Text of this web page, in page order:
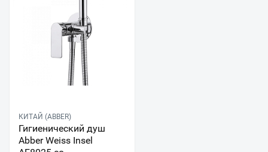
КИТАЙ (ABBER)
Гигиенический душ
Abber Weiss Insel